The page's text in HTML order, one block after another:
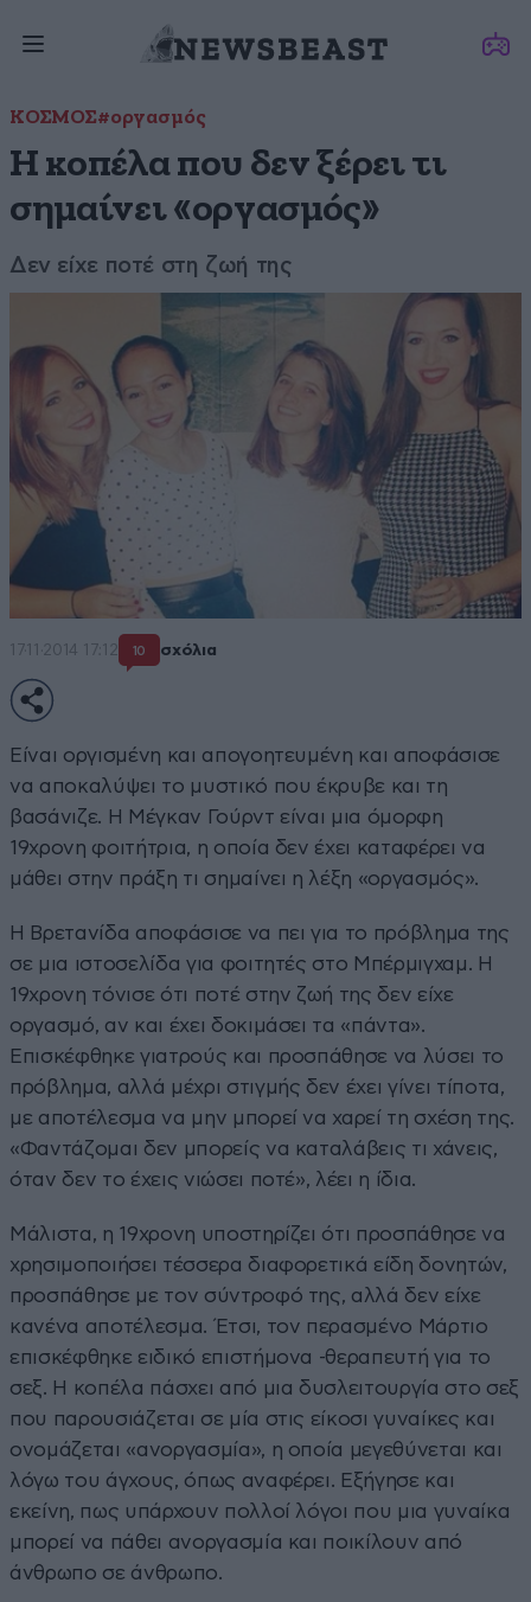
ΚΟΣΜΟΣ#οργασμός
Η κοπέλα που δεν ξέρει τι
σημαίνει «οργασμός»
Δεν είχε ποτέ στη ζωή της
17·11·2014 17:12 10 σχόλια
Είναι οργισμένη και απογοητευμένη και αποφάσισε
να αποκαλύψει το μυστικό που έκρυβε και τη
βασάνιζε. Η Μέγκαν Γούρντ είναι μια όμορφη
19χρονη φοιτήτρια, η οποία δεν έχει καταφέρει να
μάθει στην πράξη τι σημαίνει η λέξη «οργασμός».
Η Βρετανίδα αποφάσισε να πει για το πρόβλημα της
σε μια ιστοσελίδα για φοιτητές στο Μπέρμιγχαμ. Η
19χρονη τόνισε ότι ποτέ στην ζωή της δεν είχε
οργασμό, αν και έχει δοκιμάσει τα «πάντα».
Επισκέφθηκε γιατρούς και προσπάθησε να λύσει το
πρόβλημα, αλλά μέχρι στιγμής δεν έχει γίνει τίποτα,
με αποτέλεσμα να μην μπορεί να χαρεί τη σχέση της.
«Φαντάζομαι δεν μπορείς να καταλάβεις τι χάνεις,
όταν δεν το έχεις νιώσει ποτέ», λέει η ίδια.
Μάλιστα, η 19χρονη υποστηρίζει ότι προσπάθησε να
χρησιμοποιήσει τέσσερα διαφορετικά είδη δονητών,
προσπάθησε με τον σύντροφό της, αλλά δεν είχε
κανένα αποτέλεσμα. Έτσι, τον περασμένο Μάρτιο
επισκέφθηκε ειδικό επιστήμονα -θεραπευτή για το
σεξ. Η κοπέλα πάσχει από μια δυσλειτουργία στο σεξ
που παρουσιάζεται σε μία στις είκοσι γυναίκες και
ονομάζεται «ανοργασμία», η οποία μεγεθύνεται και
λόγω του άγχους, όπως αναφέρει. Εξήγησε και
εκείνη, πως υπάρχουν πολλοί λόγοι που μια γυναίκα
μπορεί να πάθει ανοργασμία και ποικίλουν από
άνθρωπο σε άνθρωπο.